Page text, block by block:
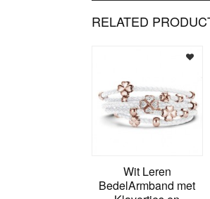
RELATED
Wit Leren
BedelArmband met